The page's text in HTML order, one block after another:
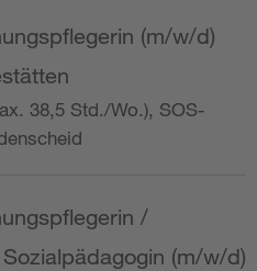
(m/w/d)
38,5 Std./Wo.), SOS-
/
(m/w/d)